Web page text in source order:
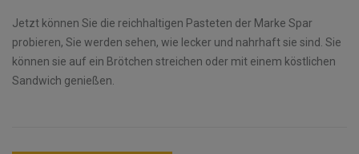
Jetzt können Sie die reichhaltigen Pasteten der Marke Spar
probieren, Sie werden sehen, wie lecker und nahrhaft sie sind. Sie
können sie auf ein Brötchen streichen oder mit einem köstlichen
Sandwich genießen.